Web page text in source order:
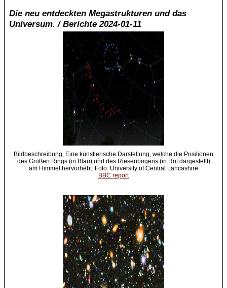
Die neu entdeckten Megastrukturen und das
Universum. / Berichte 2024-01-11
Bildbeschreibung, Eine künstlerische Darstellung, welche die Positionen
des Großen Rings (in Blau) und des Riesenbogens (in Rot dargestellt)
am Himmel hervorhebt. Foto: University of Central Lancashire
BBC report